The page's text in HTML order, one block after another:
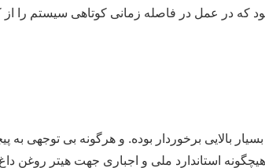
در عمل در فاصله زمانی کوتاهی سیستم را از
بالایی برخوردار بوده. و هرگونه بی توجهی به
استاندارد ملی و اجباری جهت هیتر روغن